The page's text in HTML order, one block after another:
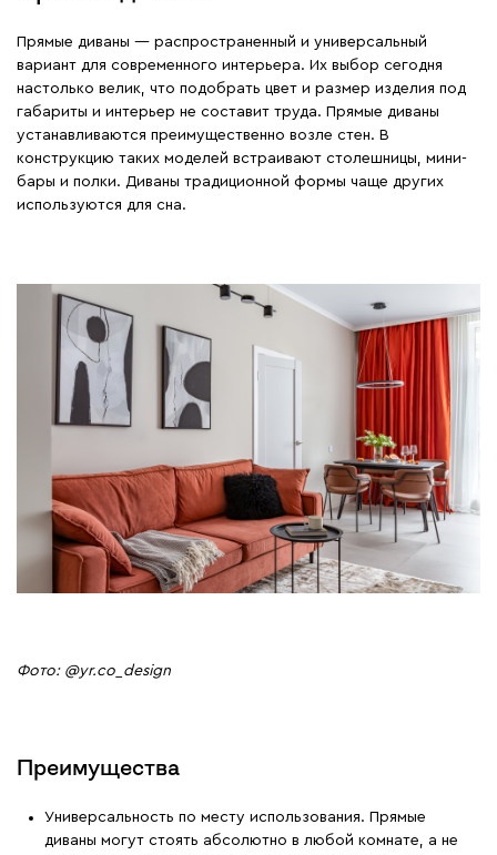
Прямые диваны — распространенный и универсальный
вариант для современного интерьера. Их выбор сегодня
настолько велик, что подобрать цвет и размер изделия под
габариты и интерьер не составит труда. Прямые диваны
устанавливаются преимущественно возле стен. В
конструкцию таких моделей встраивают столешницы, мини-
бары и полки. Диваны традиционной формы чаще других
используются для сна.
Фото: @yr.co_design
Преимущества
Универсальность по месту использования. Прямые
диваны могут стоять абсолютно в любой комнате, а не